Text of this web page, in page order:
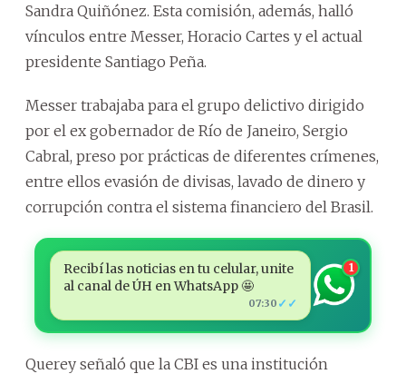
Sandra Quiñónez. Esta comisión, además, halló
vínculos entre Messer, Horacio Cartes y el actual
presidente Santiago Peña.
Messer trabajaba para el grupo delictivo dirigido
por el ex gobernador de Río de Janeiro, Sergio
Cabral, preso por prácticas de diferentes crímenes,
entre ellos evasión de divisas, lavado de dinero y
corrupción contra el sistema financiero del Brasil.
Recibí las noticias en tu celular, unite
al canal de ÚH en WhatsApp 🤩
07:30 ✓✓
1
Querey señaló que la CBI es una institución